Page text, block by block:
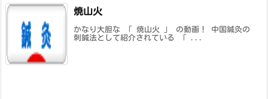
焼山火
かなり大胆な 「 焼山火 」 の動画！ 中国鍼灸の
刺鍼法として紹介されている 「 ...